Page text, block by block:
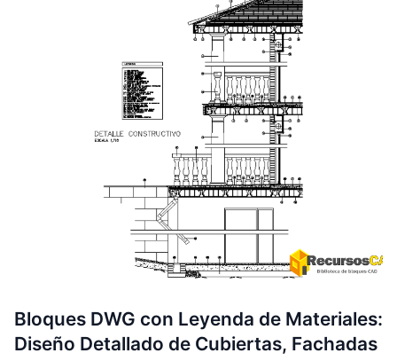
Bloques DWG con Leyenda de Materiales:
Diseño Detallado de Cubiertas, Fachadas